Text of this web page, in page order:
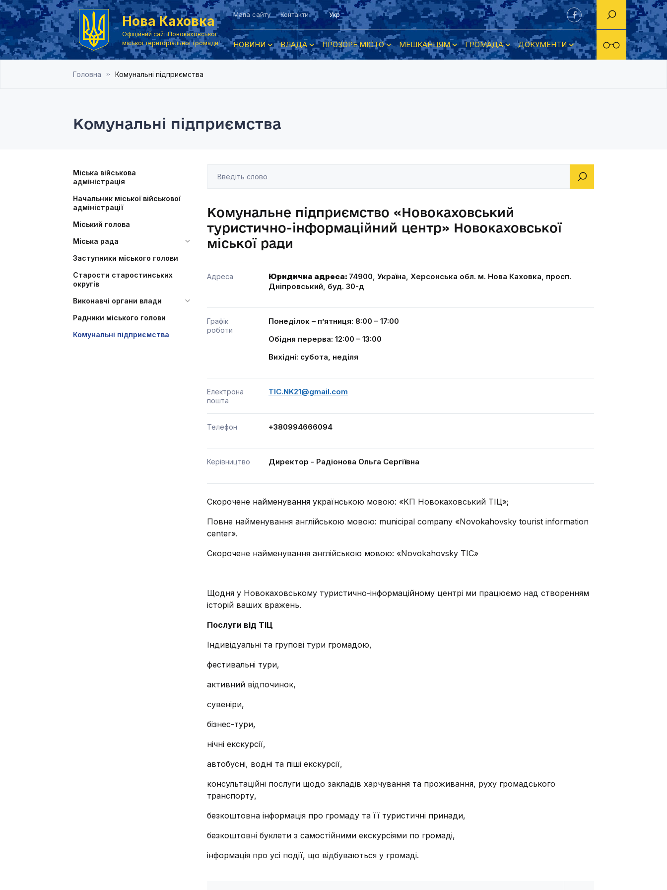
Нова Каховка
Офіційний сайт Новокаховської
міської територіальної громади
Мапа сайту Контакти Укр
НОВИНИ ВЛАДА ПРОЗОРЕ МІСТО МЕШКАНЦЯМ ГРОМАДА ДОКУМЕНТИ
Головна Комунальні підприємства
Комунальні підприємства
Міська військова
адміністрація
Начальник міської військової
адміністрації
Міський голова
Міська рада
Заступники міського голови
Старости старостинських
округів
Виконавчі органи влади
Радники міського голови
Комунальні підприємства
Комунальнe підприємство «Новокаховський
туристично-інформаційний центр» Новокаховської
міської ради
Адреса Юридична адреса: 74900, Україна, Херсонська обл. м. Нова Каховка, просп.
Дніпровський, буд. 30-д
Графік
роботи
Понеділок – п’ятниця: 8:00 – 17:00
Обідня перерва: 12:00 – 13:00
Вихідні: субота, неділя
Електрона
пошта
TIC.NK21@gmail.com
Телефон +380994666094
Керівництво Директор - Радіонова Ольга Сергіївна
Скорочене найменування українською мовою: «КП Новокаховський ТІЦ»;
Повне найменування англійською мовою: municipal company «Novokahovsky tourist information
center».
Скорочене найменування англійською мовою: «Novokahovsky TIC»
Щодня у Новокаховському туристично-інформаційному центрі ми працюємо над створенням
історій ваших вражень.
Послуги від ТІЦ
Індивідуальні та групові тури громадою,
фестивальні тури,
активний відпочинок,
сувеніри,
бізнес-тури,
нічні екскурсії,
автобусні, водні та піші екскурсії,
консультаційні послуги щодо закладів харчування та проживання, руху громадського
транспорту,
безкоштовна інформація про громаду та її туристичні принади,
безкоштовні буклети з самостійними екскурсіями по громаді,
інформація про усі події, що відбуваються у громаді.